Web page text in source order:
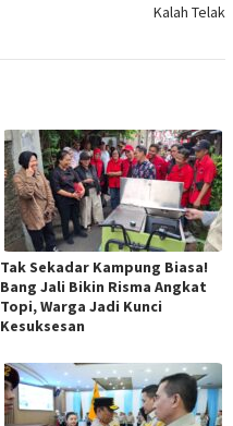
Kalah Telak
Tak Sekadar Kampung Biasa!
Bang Jali Bikin Risma Angkat
Topi, Warga Jadi Kunci
Kesuksesan